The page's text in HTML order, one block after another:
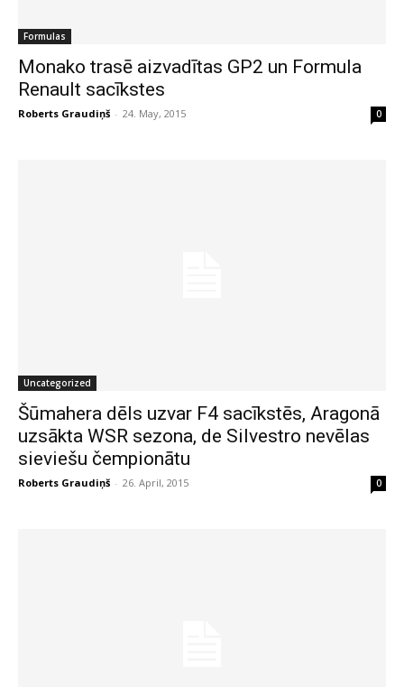
Formulas
Monako trasē aizvadītas GP2 un Formula
Renault sacīkstes
Roberts Graudiņš - 24. May, 2015 0
Uncategorized
Šūmahera dēls uzvar F4 sacīkstēs, Aragonā
uzsākta WSR sezona, de Silvestro nevēlas
sieviešu čempionātu
Roberts Graudiņš - 26. April, 2015 0